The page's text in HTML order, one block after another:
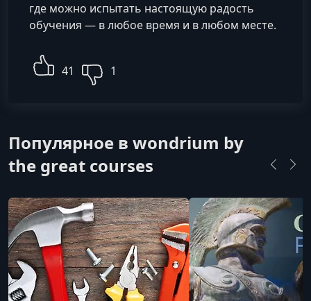
где можно испытать настоящую радость
обучения — в любое время и в любом месте.
41 1
Популярное в wondrium by
the great courses